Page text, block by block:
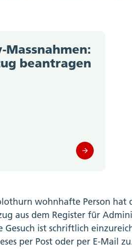
beantragen
wohnhafte Person hat
aus dem Register für
Gesuch ist schriftlich
per Post oder per E-Mail